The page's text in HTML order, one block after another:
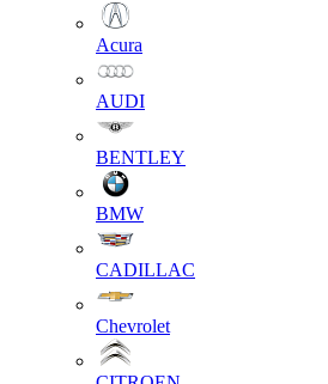
Acura
AUDI
BENTLEY
BMW
CADILLAC
Chevrolet